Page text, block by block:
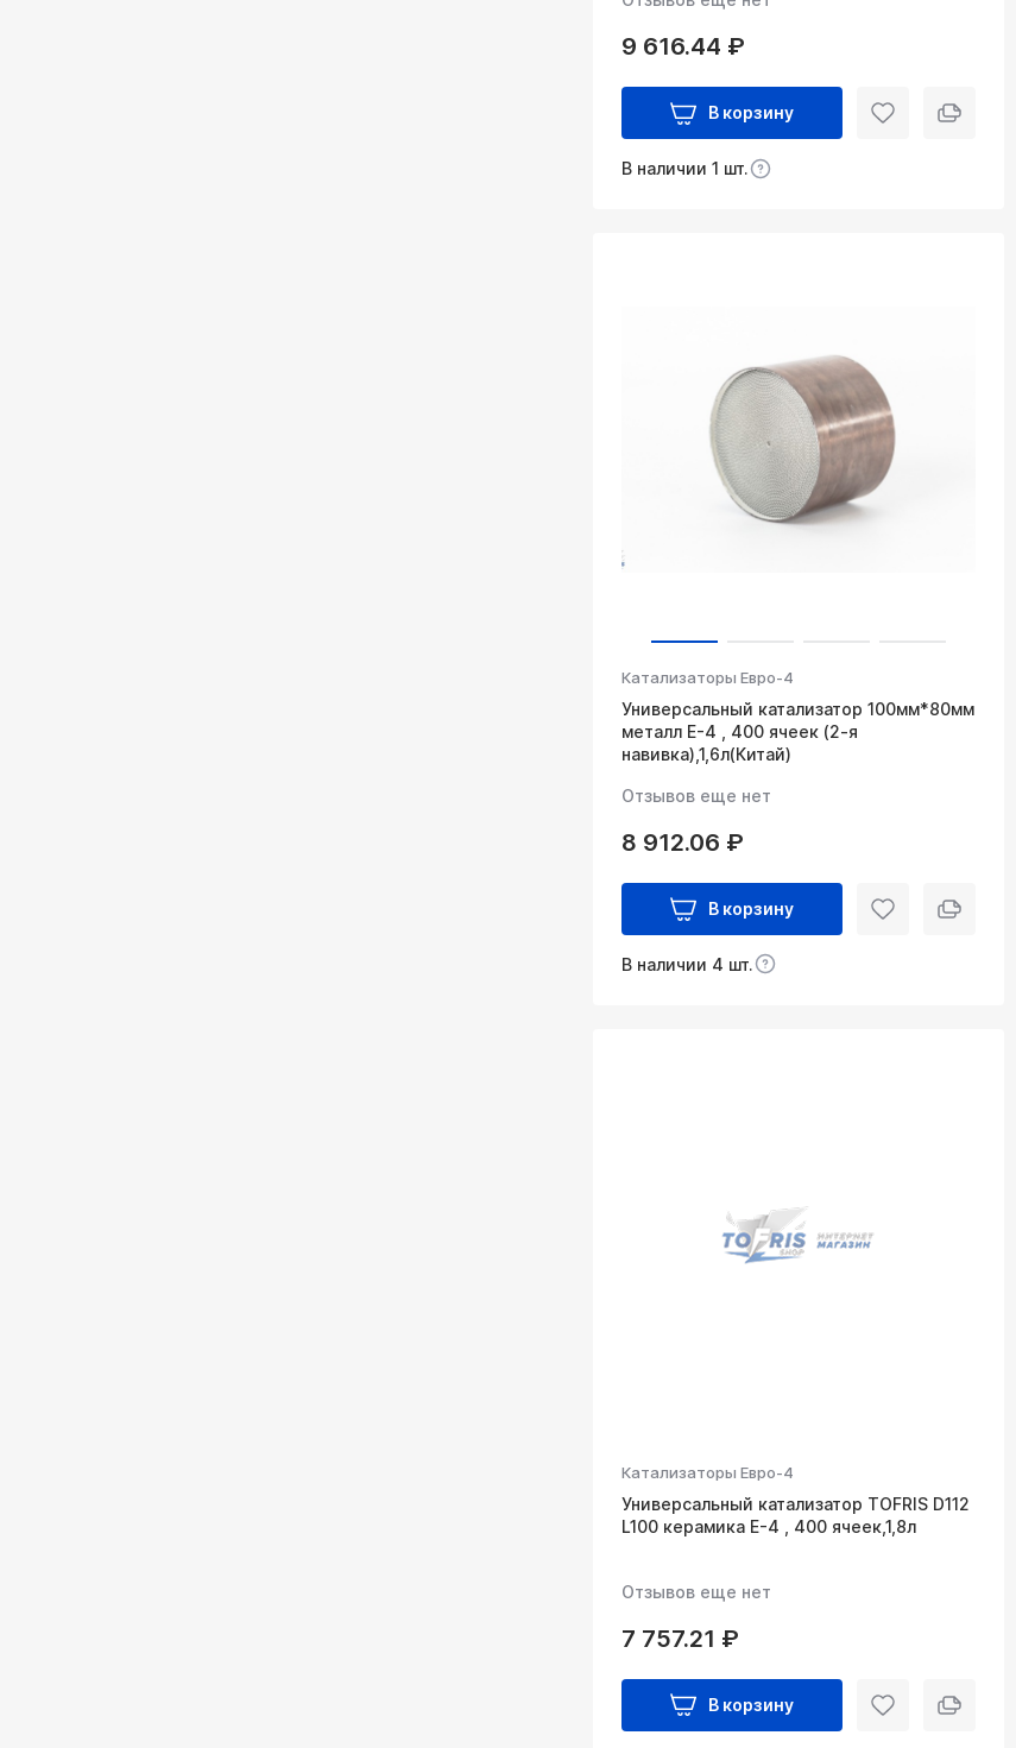
9 616.44 ₽
В корзину
В наличии 1 шт.
Катализаторы Евро-4
Универсальный катализатор 100мм*80мм
металл Е-4 , 400 ячеек (2-я
навивка),1,6л(Китай)
Отзывов еще нет
8 912.06 ₽
В корзину
В наличии 4 шт.
Катализаторы Евро-4
Универсальный катализатор TOFRIS D112
L100 керамика Е-4 , 400 ячеек,1,8л
Отзывов еще нет
7 757.21 ₽
В корзину